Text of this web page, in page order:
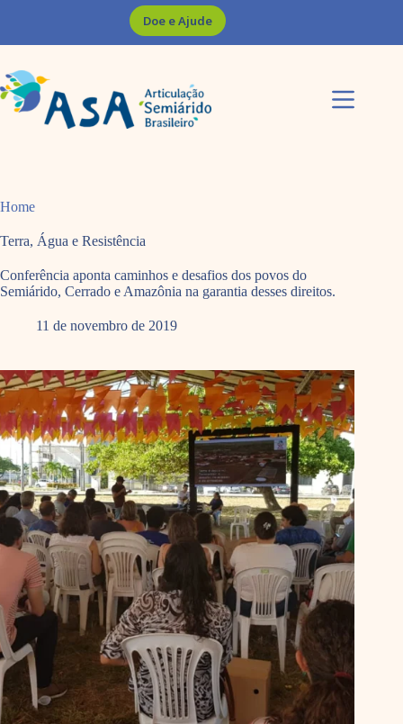
Doe e Ajude
Home
Terra, Água e Resistência
Conferência aponta caminhos e desafios dos povos do
Semiárido, Cerrado e Amazônia na garantia desses direitos.
11 de novembro de 2019